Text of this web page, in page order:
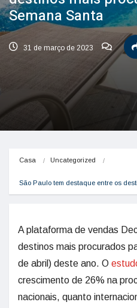
Semana Santa
31 de março de 2023
Casa Uncategorized
São Paulo tem destaque entre os
A plataforma de vendas
destinos mais procurados
de abril) deste ano. O
crescimento de 26% na
nacionais, quanto